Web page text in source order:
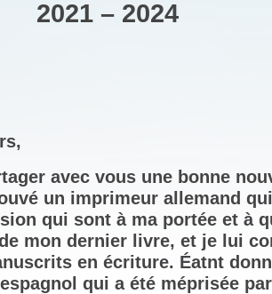
2021 – 2024
avec vous une bonne
un imprimeur allemand
qui sont à ma portée et à
mon dernier livre, et je lui
en écriture. Éatnt
qui a été méprisée